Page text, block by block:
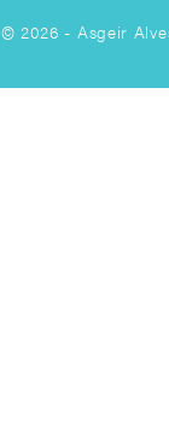
© 2026 - Asgeir